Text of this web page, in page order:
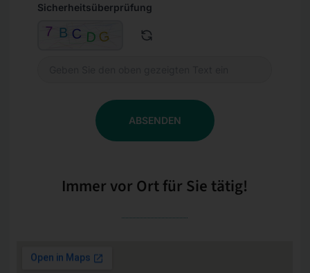
Sicherheitsüberprüfung
ABSENDEN
Immer vor Ort für Sie tätig!​